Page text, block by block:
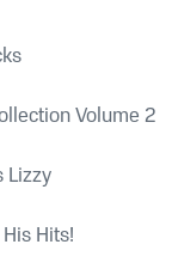
Volume 2
Lizzy
Hits!